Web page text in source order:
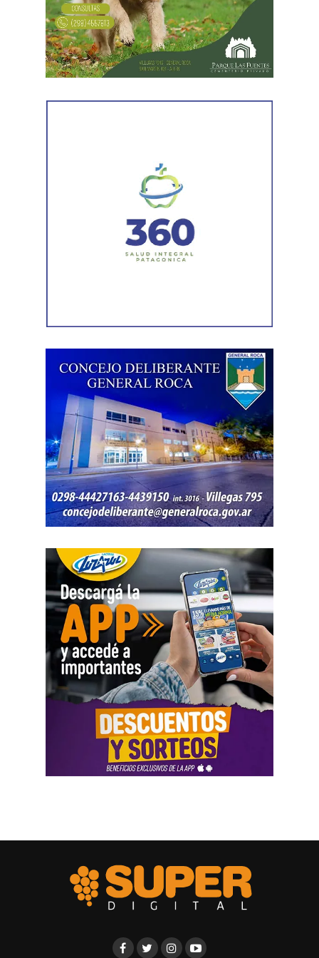
servicios gastronómicos, asesoramiento y gestión
empresarial.También registró vehículos a su nombre.
Luego llegaron los datos de la Municipalidad de
habilitación comercial vigente para un establecimiento
La Agencia de Recaudación y Control Aduanero sumó
más piezas. Según la sentencia,
el progenitor aparecía
registrado como socio, gerente o administrador en
distintas firmas. A esa información se agregó un
ni qué parte correspondía al progenitor.
La jueza también examinó una certificación contable que
él mismo presentó. Ese documento informó un promedio
de ingresos durante un período determinado y consignó
una relación laboral con una de las empresas. El fallo
aclaró que esos datos no reflejaban necesariamente la
totalidad de los recursos, ya que existían otras
participaciones comerciales acreditadas en la causa.
El informe bancario añadió otro elemento. La cuenta
saldos durante varios meses. La sentencia tomó esos
movimientos como parte del análisis patrimonial, aunque
no los consideró suficientes para establecer por sí solos
una cifra definitiva.
Las declaraciones testimoniales completaron el cuadro.
Varias personas hablaron sobre locales gastronómicos,
viajes al exterior, vehículos y nivel de vida. Otro
testimonio mencionó la relación del progenitor con una
empresa que ocupaba un inmueble comercial.
Aun con ese conjunto de pruebas, la jueza señaló que
faltó documentación contable específica. También
sostuvo que el progenitor estaba en mejores condiciones
dinámicas. Según la resolución, ese principio impone el
posibilidades técnicas o materiales para hacerlo.
La jueza fijó una cuota alimentaria equivalente a ocho
se practique una liquidación por los períodos anteriores,
con deducción de los pagos ya realizados.